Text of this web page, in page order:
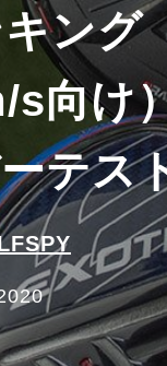
ング
s向け
テス